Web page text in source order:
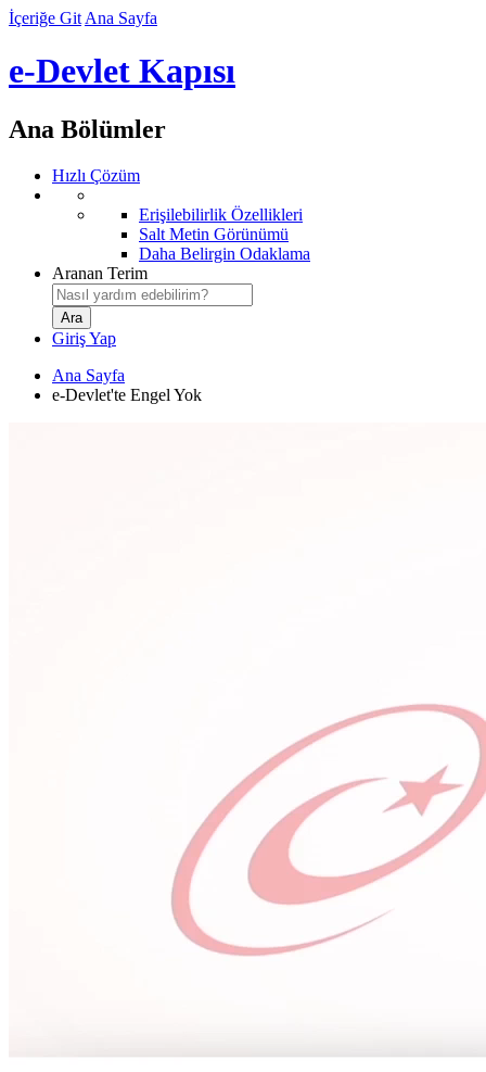
İçeriğe Git Ana Sayfa
e-Devlet Kapısı
Ana Bölümler
Hızlı Çözüm
Erişilebilirlik Özellikleri
Salt Metin Görünümü
Daha Belirgin Odaklama
Aranan Terim
Giriş Yap
Ana Sayfa
e-Devlet'te Engel Yok